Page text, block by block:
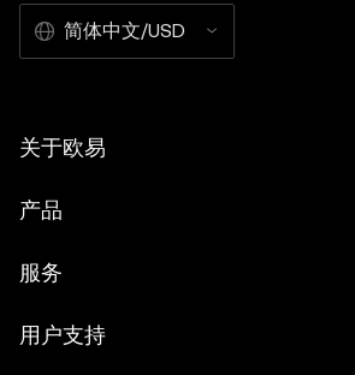
简体中文/USD
关于欧易
产品
服务
用户支持